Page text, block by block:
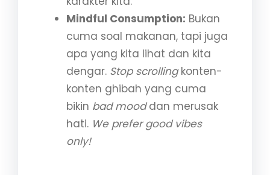
Mindful Consumption: Bukan
cuma soal makanan, tapi juga
apa yang kita lihat dan kita
dengar. Stop scrollingkonten-
konten ghibah yang cuma
bikin bad mooddan merusak
hati. We prefer good vibes
only!